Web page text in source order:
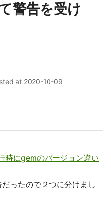
警告を受け
at 2020-10-09
時にgemのバージョン違い
ったので２つに分けまし